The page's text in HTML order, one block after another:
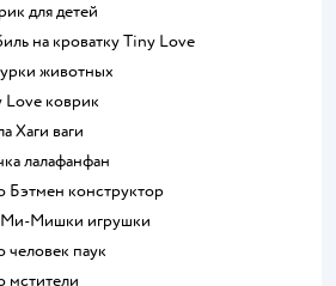
для детей
на кроватку Tiny Love
животных
Love коврик
Хаги ваги
лалафанфан
Бэтмен конструктор
Ми-Мишки игрушки
человек паук
мстители